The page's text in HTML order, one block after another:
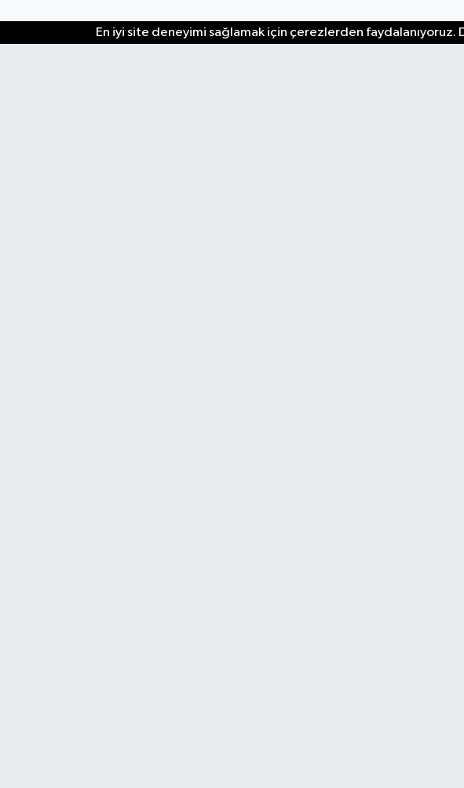
En iyi site deneyimi sağlamak için çerezlerden faydalanıyoruz.